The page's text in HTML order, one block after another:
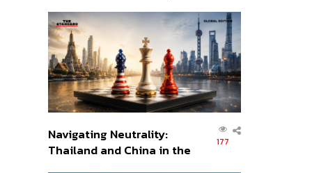
ส่วนยุทธศาสตร์ไทย –
อินโดนีเซีย
Navigating Neutrality:
Thailand and China in the
177